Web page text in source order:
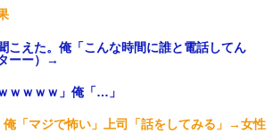
こえた。俺「こんな時間に誰と電話してん
ーー）→
ｗｗｗｗ」俺「…」
「マジで怖い」上司「話をしてみる」→女性